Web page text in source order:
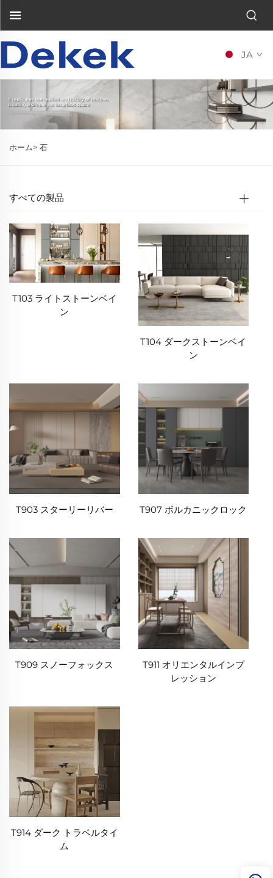
JA
ホーム> 石
すべての製品
T103 ライトストーンベイ
ン
T104 ダークストーンベイ
ン
T903 スターリーリバー T907 ボルカニックロック
T909 スノーフォックス
T911 オリエンタルインプ
レッション
T914 ダーク トラベルタイ
ム